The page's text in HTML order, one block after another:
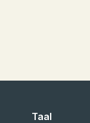
Taal